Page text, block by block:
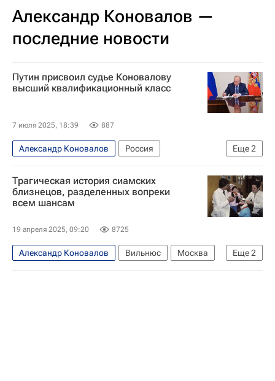
Александр Коновалов —
последние новости
Путин присвоил судье Коновалову
высший квалификационный класс
7 июля 2025, 18:39 887
Еще2
Александр Коновалов
Россия
Владимир Путин
Общество
Трагическая история сиамских
близнецов, разделенных вопреки
всем шансам
19 апреля 2025, 09:20 8725
Еще2
Александр Коновалов Вильнюс
Москва
Россия
Александр Потапов